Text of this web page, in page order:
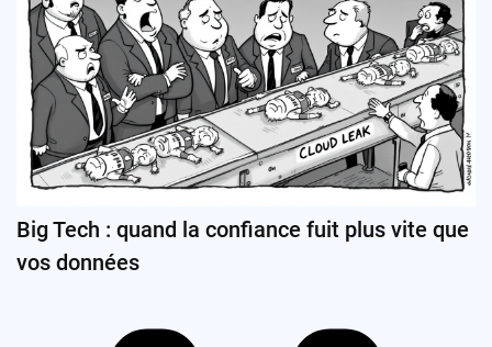
Big Tech : quand la confiance fuit plus vite que
vos données